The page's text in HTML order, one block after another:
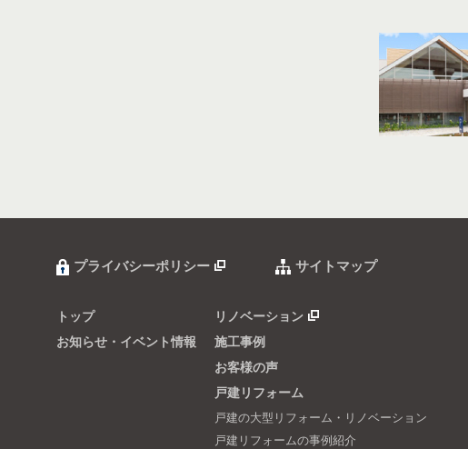
プライバシーポリシー サイトマップ
トップ
お知らせ・イベント情報
リノベーション
施工事例
お客様の声
戸建リフォーム
戸建の大型リフォーム・リノベーション
戸建リフォームの事例紹介